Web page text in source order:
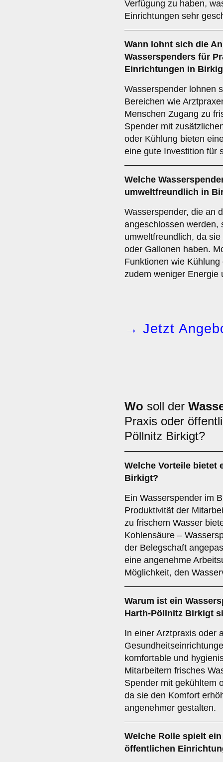
Verfügung zu haben,
Einrichtungen sehr
Wann lohnt sich die
Wasserspenders für
Einrichtungen in
Wasserspender lohnen
Bereichen wie
Menschen Zugang zu
Spender mit
oder Kühlung bieten
eine gute Investition für
Welche
umweltfreundlich in
Wasserspender, die an
angeschlossen werden,
umweltfreundlich, da
oder Gallonen haben.
Funktionen wie
zudem weniger Energie
→ Jetzt
Wo soll der
Praxis oder
Pöllnitz Birkigt?
Welche Vorteile bietet
Birkigt?
Ein Wasserspender im
Produktivität der
zu frischem Wasser
Kohlensäure –
der Belegschaft
eine angenehme
Möglichkeit, den
Warum ist ein
Harth-Pöllnitz Birkigt
In einer Arztpraxis oder
komfortable und
Mitarbeitern frisches
Spender mit gekühltem
da sie den Komfort
angenehmer gestalten.
Welche Rolle spielt
öffentlichen